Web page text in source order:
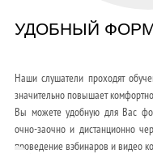
УДОБНЫЙ
Наши слушатели проходят
значительно повышает
Вы можете удобную для Вас
очно-заочно и дистанционно
проведение вэбинаров и видео